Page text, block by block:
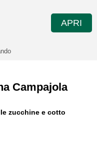
APRI
Campajola
zucchine e cotto